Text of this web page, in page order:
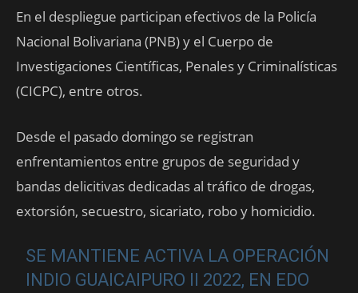
En el despliegue participan efectivos de la Policía
Nacional Bolivariana (PNB) y el Cuerpo de
Investigaciones Científicas, Penales y Criminalísticas
(CICPC), entre otros.
Desde el pasado domingo se registran
enfrentamientos entre grupos de seguridad y
bandas delicitivas dedicadas al tráfico de drogas,
extorsión, secuestro, sicariato, robo y homicidio.
SE MANTIENE ACTIVA LA OPERACIÓN
INDIO GUAICAIPURO II 2022, EN EDO